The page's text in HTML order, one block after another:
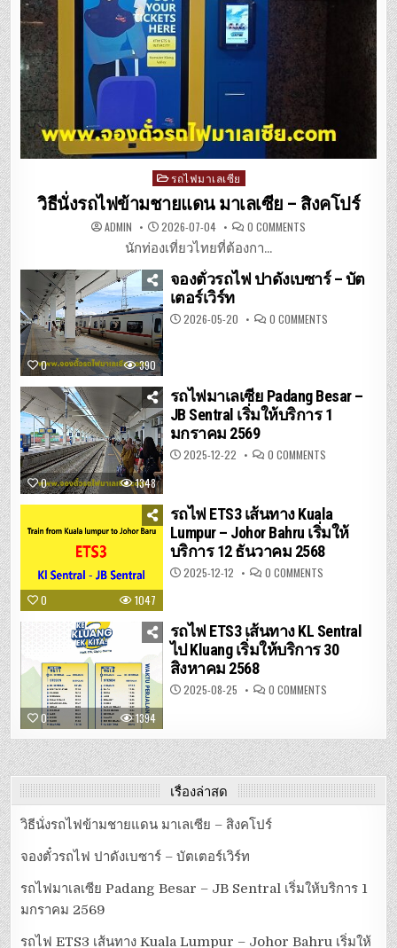
Posted
in
รถไฟมาเลเซีย
วิธีนั่งรถไฟข้ามชายแดน มาเลเซีย – สิงคโปร์
ADMIN 2026-07-04 0 COMMENTS
ชายแดน
มาเลเซีย
นักท่องเที่ยวไทยที่ต้องกา...
0 390
จองตั๋วรถไฟ ปาดังเบซาร์ – บัต
เตอร์เวิร์ท
2026-05-20 0 COMMENTSON
จอง
ซาร์
–
บัต
เต
0 1348
รถไฟมาเลเซีย Padang Besar –
JB Sentral เริ่มให้บริการ 1
มกราคม 2569
2025-12-22 0 COMMENTSON
รถไฟ
–
JB
SENTRAL
เริ่ม
ให้
บริการ
0 1047
รถไฟ ETS3 เส้นทาง Kuala
Lumpur – Johor Bahru เริ่มให้
บริการ 12 ธันวาคม 2568
2025-12-12 0 COMMENTSON
รถไฟ
KUALA
LUMPUR
–
JOHOR
ให้
บริการ
0 1394
รถไฟ ETS3 เส้นทาง KL Sentral
ไป Kluang เริ่มให้บริการ 30
สิงหาคม 2568
2025-08-25 0 COMMENTSON
รถไฟ
KL
SENTRAL
ไป
KLUANG
เริ่ม
ให้
บริการ
เรื่องล่าสุด
วิธีนั่งรถไฟข้ามชายแดน มาเลเซีย – สิงคโปร์
จองตั๋วรถไฟ ปาดังเบซาร์ – บัตเตอร์เวิร์ท
รถไฟมาเลเซีย Padang Besar – JB Sentral เริ่มให้บริการ 1
มกราคม 2569
รถไฟ ETS3 เส้นทาง Kuala Lumpur – Johor Bahru เริ่มให้